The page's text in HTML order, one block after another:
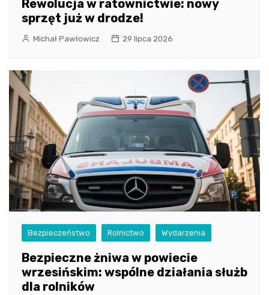
Rewolucja w ratownictwie: nowy
sprzęt już w drodze!
Michał Pawłowicz 29 lipca 2026
Bezpieczeństwo Rolnictwo Wydarzenia
Bezpieczne żniwa w powiecie
wrzesińskim: wspólne działania służb
dla rolników